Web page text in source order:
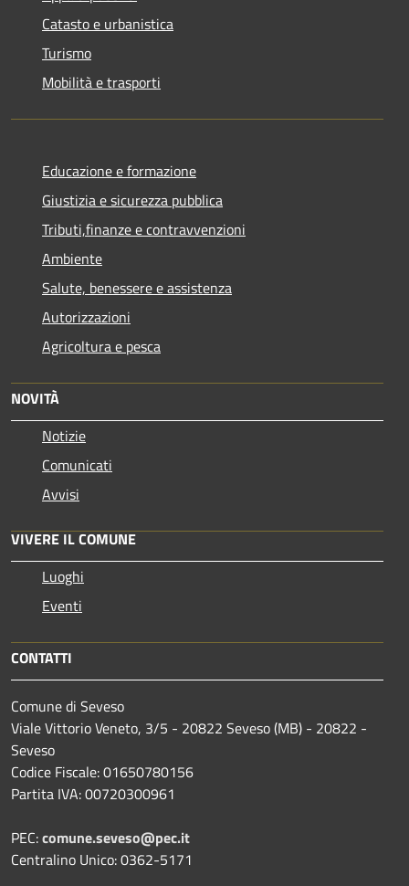
Catasto e urbanistica
Turismo
Mobilità e trasporti
Educazione e formazione
Giustizia e sicurezza pubblica
Tributi,finanze e contravvenzioni
Ambiente
Salute, benessere e assistenza
Autorizzazioni
Agricoltura e pesca
NOVITÀ
Notizie
Comunicati
Avvisi
VIVERE IL COMUNE
Luoghi
Eventi
CONTATTI
Comune di Seveso
Viale Vittorio Veneto, 3/5 - 20822 Seveso (MB) - 20822 -
Seveso
Codice Fiscale: 01650780156
Partita IVA: 00720300961
PEC:comune.seveso@pec.it
Centralino Unico: 0362-5171